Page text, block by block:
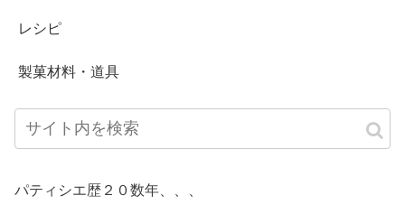
レシピ
製菓材料・道具
パティシエ歴２０数年、、、